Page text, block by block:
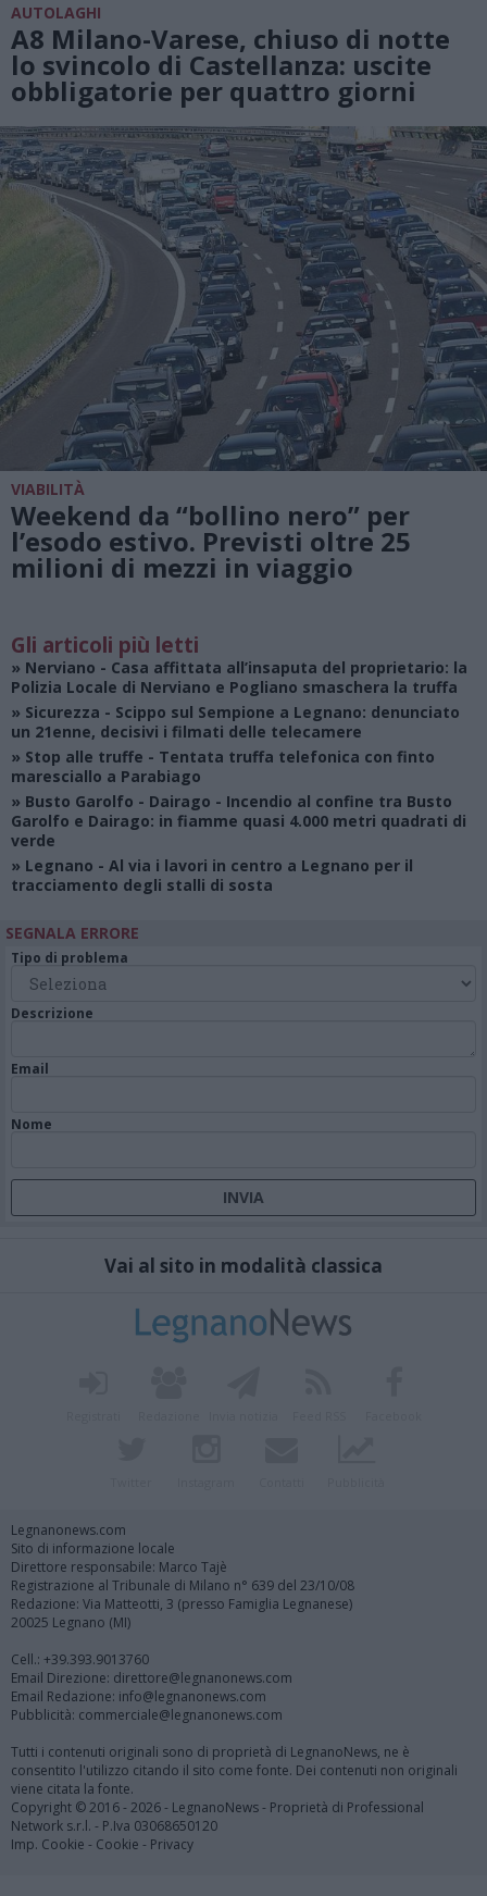
AUTOLAGHI
A8 Milano-Varese, chiuso di notte
lo svincolo di Castellanza: uscite
obbligatorie per quattro giorni
VIABILITÀ
Weekend da “bollino nero” per
l’esodo estivo. Previsti oltre 25
milioni di mezzi in viaggio
Gli articoli più letti
» Nerviano - Casa affittata all’insaputa del proprietario: la
Polizia Locale di Nerviano e Pogliano smaschera la truffa
» Sicurezza - Scippo sul Sempione a Legnano: denunciato
un 21enne, decisivi i filmati delle telecamere
» Stop alle truffe - Tentata truffa telefonica con finto
maresciallo a Parabiago
» Busto Garolfo - Dairago - Incendio al confine tra Busto
Garolfo e Dairago: in fiamme quasi 4.000 metri quadrati di
verde
» Legnano - Al via i lavori in centro a Legnano per il
tracciamento degli stalli di sosta
SEGNALA ERRORE
Tipo di problema
Descrizione
Email
Nome
Vai al sito in modalità classica
Legnanonews.com
Sito di informazione locale
Direttore responsabile: Marco Tajè
Registrazione al Tribunale di Milano n° 639 del 23/10/08
Redazione: Via Matteotti, 3 (presso Famiglia Legnanese)
20025 Legnano (MI)
Cell.: +39.393.9013760
Email Direzione: direttore@legnanonews.com
Email Redazione: info@legnanonews.com
Pubblicità: commerciale@legnanonews.com
Tutti i contenuti originali sono di proprietà di LegnanoNews, ne è
consentito l'utilizzo citando il sito come fonte. Dei contenuti non originali
viene citata la fonte.
Copyright © 2016 - 2026 - LegnanoNews - Proprietà di Professional
Network s.r.l. - P.Iva 03068650120
Imp. Cookie - Cookie - Privacy